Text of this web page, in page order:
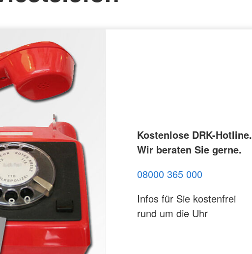
Kostenlose DRK-Hotline.
Wir beraten Sie gerne.
08000 365 000
Infos für Sie kostenfrei
rund um die Uhr